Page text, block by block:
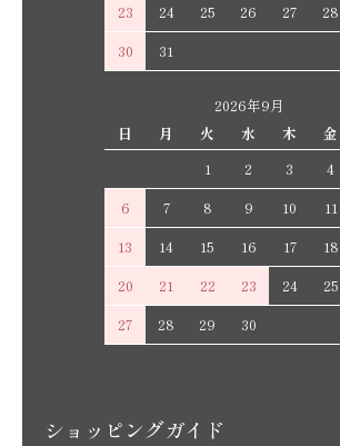
23
24 25 26 27 28
30
31
2026年9月
日
月 火 水 木 金
1
2 3 4
6
7 8 9 10 11
13
14 15 16 17 18
20
21 22 23 24 25
27
28 29 30
ショッピングガイド